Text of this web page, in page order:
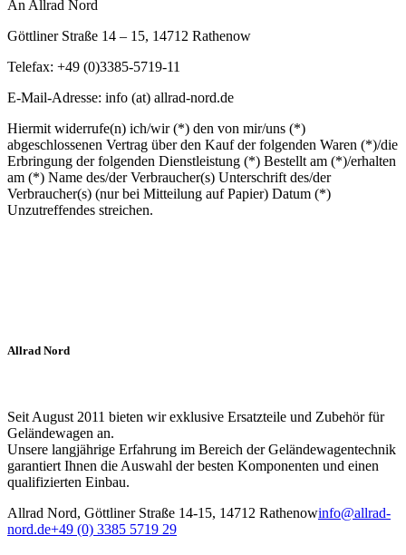
An Allrad Nord
Göttliner Straße 14 – 15, 14712 Rathenow
Telefax: +49 (0)3385-5719-11
E-Mail-Adresse: info (at) allrad-nord.de
Hiermit widerrufe(n) ich/wir (*) den von mir/uns (*)
abgeschlossenen Vertrag über den Kauf der folgenden Waren (*)/die
Erbringung der folgenden Dienstleistung (*) Bestellt am (*)/erhalten
am (*) Name des/der Verbraucher(s) Unterschrift des/der
Verbraucher(s) (nur bei Mitteilung auf Papier) Datum (*)
Unzutreffendes streichen.
Allrad Nord
Seit August 2011 bieten wir exklusive Ersatzteile und Zubehör für
Geländewagen an.
Unsere langjährige Erfahrung im Bereich der Geländewagentechnik
garantiert Ihnen die Auswahl der besten Komponenten und einen
qualifizierten Einbau.
Allrad Nord, Göttliner Straße 14-15, 14712 Rathenowinfo@allrad-
nord.de+49 (0) 3385 5719 29